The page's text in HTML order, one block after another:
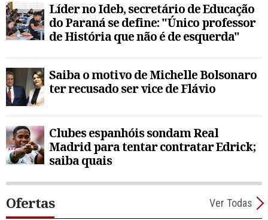
Líder no Ideb, secretário de Educação
do Paraná se define: "Único professor
de História que não é de esquerda"
Saiba o motivo de Michelle Bolsonaro
ter recusado ser vice de Flávio
Clubes espanhóis sondam Real
Madrid para tentar contratar Edrick;
saiba quais
Ofertas Ver Todas